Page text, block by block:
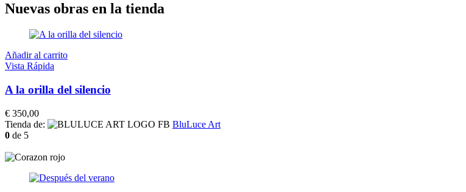
Nuevas obras en la tienda
Añadir al carrito
Vista Rápida
A la orilla del silencio
€ 350,00
Tienda de:
BluLuce Art
0 de 5